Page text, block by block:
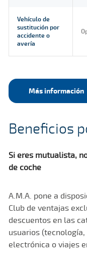
Vehículo de
sustitución por
accidente o
avería
Más información
Beneficios
Si eres mutualista,
de coche
A.M.A. pone a
Club de ventajas
descuentos en las
usuarios
electrónica o viajes